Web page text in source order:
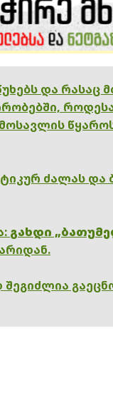
და რასაც
ძალას და
გახდი